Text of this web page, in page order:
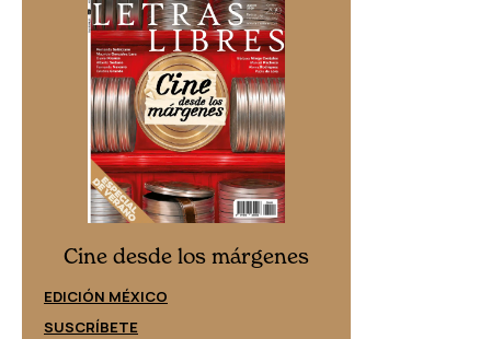
Cine desde los márgenes
EDICIÓN MÉXICO
SUSCRÍBETE